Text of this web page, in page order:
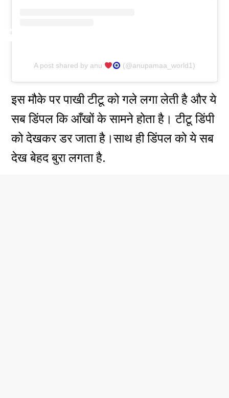
A post shared by anu (@anupamaa_world1)
इस मौके पर पाखी टीटू को गले लगा लेती है और ये
सब डिंपल कि आँखों के सामने होता है। टीटू डिंपी
को देखकर डर जाता है।साथ ही डिंपल को ये सब
देख बेहद बुरा लगता है.